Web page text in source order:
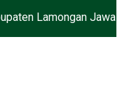
Lamongan Jawa